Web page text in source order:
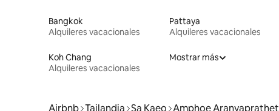
Bangkok
Alquileres vacacionales
Pattaya
Alquileres vacacionales
Koh Chang
Alquileres vacacionales
Mostrar más
Airbnb Tailandia Sa Kaeo Amphoe Aranyaprathet